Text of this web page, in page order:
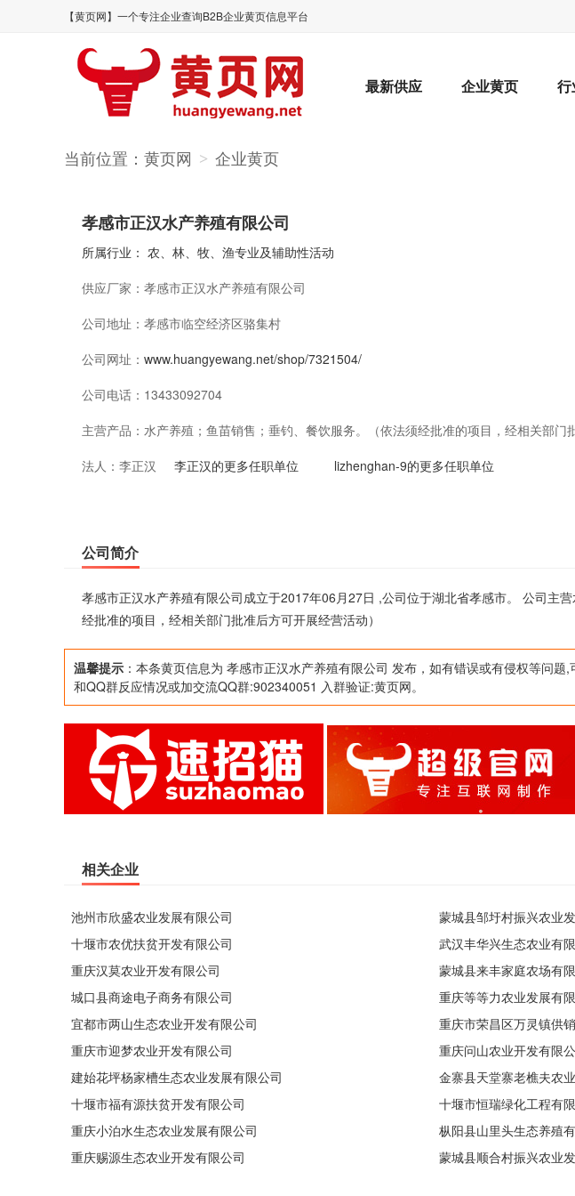
【黄页网】一个专注企业查询B2B企业黄页信息平台
最新供应 企业黄页 行
当前位置： 黄页网 > 企业黄页
孝感市正汉水产养殖有限公司
所属行业： 农、林、牧、渔专业及辅助性活动
供应厂家： 孝感市正汉水产养殖有限公司
公司地址： 孝感市临空经济区骆集村
公司网址： www.huangyewang.net/shop/7321504/
公司电话： 13433092704
主营产品： 水产养殖；鱼苗销售；垂钓、餐饮服务。（依法须经批准的项目，经相关部门
经营活动）
法人： 李正汉 李正汉的更多任职单位 lizhenghan-9的更多任职单位
公司简介
孝感市正汉水产养殖有限公司成立于2017年06月27日 ,公司位于湖北省孝感市。 公司主
经批准的项目，经相关部门批准后方可开展经营活动）
温馨提示 ：本条黄页信息为 孝感市正汉水产养殖有限公司 发布，如有错误或有侵权等问题,
和QQ群反应情况或加交流QQ群:902340051 入群验证:黄页网。
相关企业
池州市欣盛农业发展有限公司
十堰市农优扶贫开发有限公司
重庆汉莫农业开发有限公司
城口县商途电子商务有限公司
宜都市两山生态农业开发有限公司
重庆市迎梦农业开发有限公司
建始花坪杨家槽生态农业发展有限公司
十堰市福有源扶贫开发有限公司
重庆小泊水生态农业发展有限公司
重庆赐源生态农业开发有限公司
蒙城县邹圩村振兴农业
武汉丰华兴生态农业有
蒙城县来丰家庭农场有
重庆等等力农业发展有
重庆市荣昌区万灵镇供
重庆问山农业开发有限
金寨县天堂寨老樵夫农
十堰市恒瑞绿化工程有
枞阳县山里头生态养殖
蒙城县顺合村振兴农业